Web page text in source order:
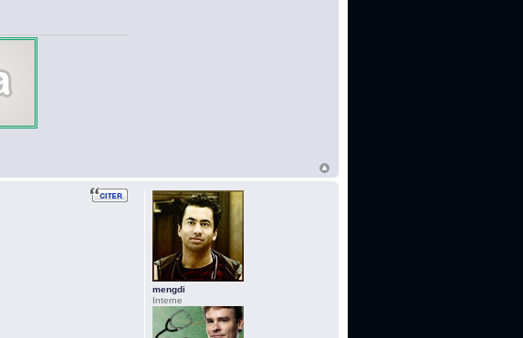
mengdi
Interne